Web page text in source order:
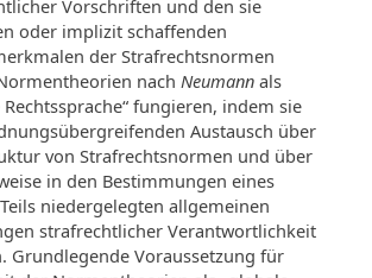
Vorschriften und den sie
oder implizit schaffenden
der Strafrechtsnormen
nach Neumannals
fungieren, indem sie
Austausch über
von Strafrechtsnormen und über
in den Bestimmungen eines
niedergelegten allgemeinen
strafrechtlicher Verantwortlichkeit
Grundlegende Voraussetzung für